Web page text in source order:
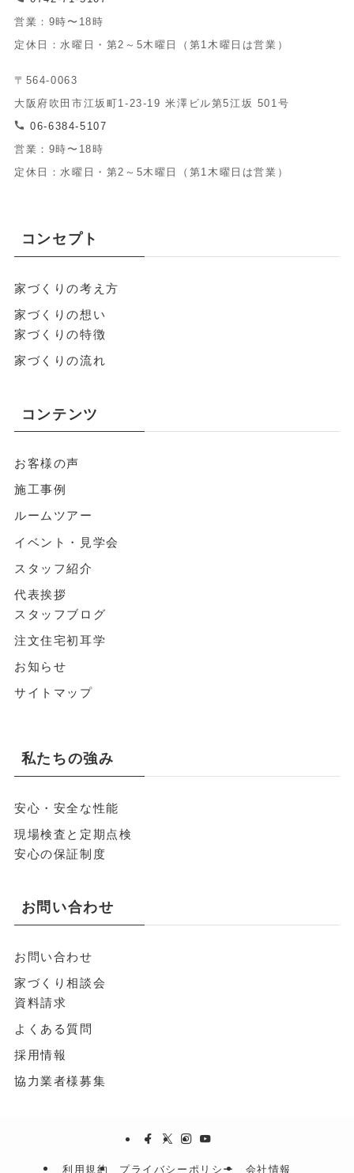
営業：9時〜18時
定休日：水曜日・第2～5木曜日（第1木曜日は営業）
〒564-0063
大阪府吹田市江坂町1-23-19 米澤ビル第5江坂 501号
06-6384-5107
営業：9時〜18時
定休日：水曜日・第2～5木曜日（第1木曜日は営業）
コンセプト
家づくりの考え方
家づくりの想い
家づくりの特徴
家づくりの流れ
コンテンツ
お客様の声
施工事例
ルームツアー
イベント・見学会
スタッフ紹介
代表挨拶
スタッフブログ
注文住宅初耳学
お知らせ
サイトマップ
私たちの強み
安心・安全な性能
現場検査と定期点検
安心の保証制度
お問い合わせ
お問い合わせ
家づくり相談会
資料請求
よくある質問
採用情報
協力業者様募集
利用規約 プライバシーポリシー 会社情報